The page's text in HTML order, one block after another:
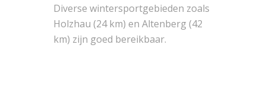
Diverse wintersportgebieden zoals
Holzhau (24 km) en Altenberg (42
km) zijn goed bereikbaar.